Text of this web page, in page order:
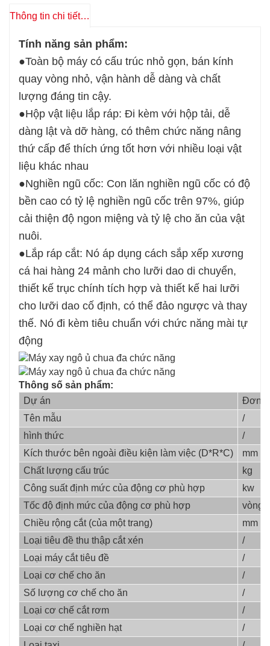
PTO, có chức năng chuyển đổi tải nhẹ, tải trung
chọn, giúp việc dỡ hàng thuận tiện hơn. Hệ dẫn
động bốn bánh theo địa hình ứng dụng, v.v.
Thông tin chi tiết sản phẩm
Tính năng sản phẩm:
●Toàn bộ máy có cấu trúc nhỏ gọn, bán kính
quay vòng nhỏ, vận hành dễ dàng và chất
lượng đáng tin cậy.
●Hộp vật liệu lắp ráp: Đi kèm với hộp tải, dễ
dàng lật và dỡ hàng, có thêm chức năng nâng
thứ cấp để thích ứng tốt hơn với nhiều loại vật
liệu khác nhau
●Nghiền ngũ cốc: Con lăn nghiền ngũ cốc có độ
bền cao có tỷ lệ nghiền ngũ cốc trên 97%, giúp
cải thiện độ ngon miệng và tỷ lệ cho ăn của vật
nuôi.
●Lắp ráp cắt: Nó áp dụng cách sắp xếp xương
cá hai hàng 24 mảnh cho lưỡi dao di chuyển,
thiết kế trục chính tích hợp và thiết kế hai lưỡi
cho lưỡi dao cố định, có thể đảo ngược và thay
thế. Nó đi kèm tiêu chuẩn với chức năng mài tự
động
Thông số sản phẩm:
Dự án
Đơn
Tên mẫu
/
hình thức
/
Kích thước bên ngoài điều kiện làm việc (D*R*C)
mm
Chất lượng cấu trúc
kg
Công suất định mức của động cơ phù hợp
kw
Tốc độ định mức của động cơ phù hợp
vòng/
Chiều rộng cắt (của một trang)
mm
Loại tiêu đề thu thập cắt xén
/
Loại máy cắt tiêu đề
/
Loại cơ chế cho ăn
/
Số lượng cơ chế cho ăn
/
Loại cơ chế cắt rơm
/
Loại cơ chế nghiền hạt
/